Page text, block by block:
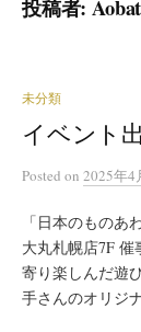
投稿者:
未分類
イベント
Posted on 2025年4
「日本のものあ
大丸札幌店7F
寄り楽しんだ遊
手さんのオリジ